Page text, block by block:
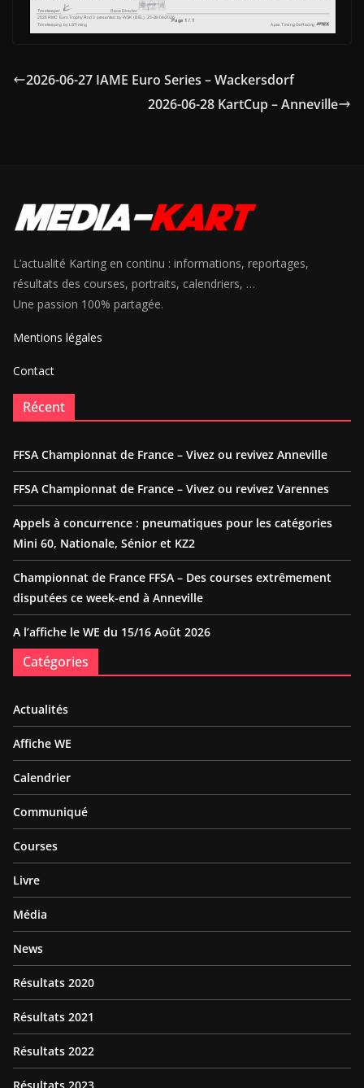
2026-06-27 IAME Euro Series – Wackersdorf
2026-06-28 KartCup – Anneville
L’actualité Karting en continu : informations, reportages,
résultats des courses, portraits, calendriers, …
Une passion 100% partagée.
Mentions légales
Contact
Récent
FFSA Championnat de France – Vivez ou revivez Anneville
FFSA Championnat de France – Vivez ou revivez Varennes
Appels à concurrence : pneumatiques pour les catégories
Mini 60, Nationale, Sénior et KZ2
Championnat de France FFSA – Des courses extrêmement
disputées ce week-end à Anneville
A l’affiche le WE du 15/16 Août 2026
Catégories
Actualités
Affiche WE
Calendrier
Communiqué
Courses
Livre
Média
News
Résultats 2020
Résultats 2021
Résultats 2022